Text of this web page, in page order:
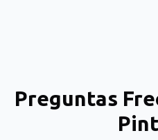
Preguntas